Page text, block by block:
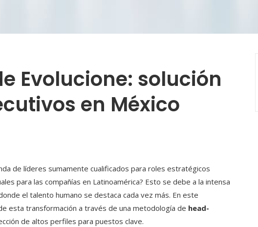
Evolucione: solución
en México
de líderes sumamente cualificados para roles estratégicos
para las compañías en Latinoamérica? Esto se debe a la intensa
el talento humano se destaca cada vez más. En este
esta transformación a través de una metodología de head­
de altos perfiles para puestos clave.